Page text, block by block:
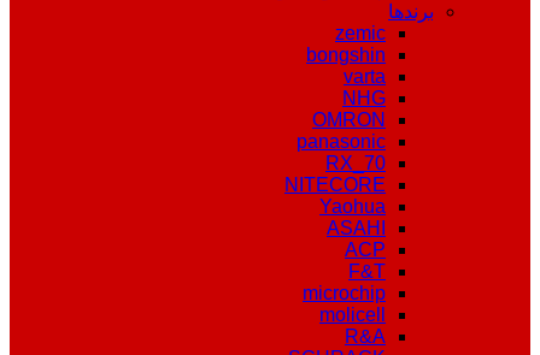
برندها
zemic
bongshin
varta
NHG
OMRON
panasonic
RX_70
NITECORE
Yaohua
ASAHI
ACP
F&T
microchip
molicell
R&A